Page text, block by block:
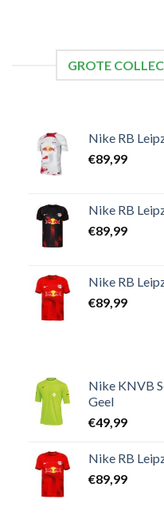
GROTE
Nike RB
€89,99
Nike RB
€89,99
Nike RB
€89,99
Nike KNVB
Geel
€49,99
Nike RB
€89,99